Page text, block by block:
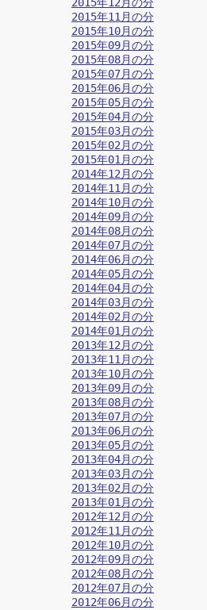
2015年11月の分
2015年10月の分
2015年09月の分
2015年08月の分
2015年07月の分
2015年06月の分
2015年05月の分
2015年04月の分
2015年03月の分
2015年02月の分
2015年01月の分
2014年12月の分
2014年11月の分
2014年10月の分
2014年09月の分
2014年08月の分
2014年07月の分
2014年06月の分
2014年05月の分
2014年04月の分
2014年03月の分
2014年02月の分
2014年01月の分
2013年12月の分
2013年11月の分
2013年10月の分
2013年09月の分
2013年08月の分
2013年07月の分
2013年06月の分
2013年05月の分
2013年04月の分
2013年03月の分
2013年02月の分
2013年01月の分
2012年12月の分
2012年11月の分
2012年10月の分
2012年09月の分
2012年08月の分
2012年07月の分
2012年06月の分